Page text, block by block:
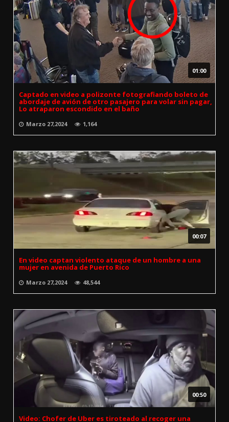
01:00
Captado en video a polizonte fotografiando boleto de
abordaje de avión de otro pasajero para volar sin pagar,
Lo atraparon escondido en el baño
Marzo 27,2024 1,164
00:07
En video captan violento ataque de un hombre a una
mujer en avenida de Puerto Rico
Marzo 27,2024 48,544
00:50
Video: Chofer de Uber es tiroteado al recoger una